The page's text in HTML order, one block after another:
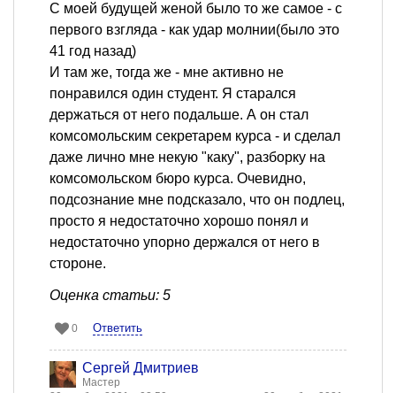
С моей будущей женой было то же самое - с
первого взгляда - как удар молнии(было это
41 год назад)
И там же, тогда же - мне активно не
понравился один студент. Я старался
держаться от него подальше. А он стал
комсомольским секретарем курса - и сделал
даже лично мне некую "каку", разборку на
комсомольском бюро курса. Очевидно,
подсознание мне подсказало, что он подлец,
просто я недостаточно хорошо понял и
недостаточно упорно держался от него в
стороне.
Оценка статьи: 5
0 Ответить
Сергей Дмитриев
Мастер